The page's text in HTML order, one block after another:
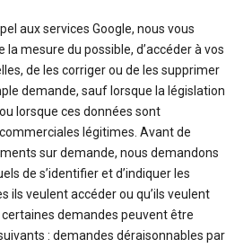
aux services Google, nous vous
mesure du possible, d’accéder à vos
de les corriger ou de les supprimer
demande, sauf lorsque la législation
lorsque ces données sont
légitimes. Avant de
sur demande, nous demandons
de s’identifier et d’indiquer les
ils veulent accéder ou qu’ils veulent
demandes peuvent être
: demandes déraisonnables par